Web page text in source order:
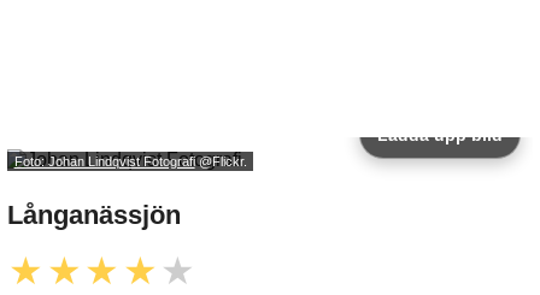
Foto: Johan Lindqvist Fotografi@Flickr.
Ladda upp bild
Långanässjön
★ ★★ ★ ★